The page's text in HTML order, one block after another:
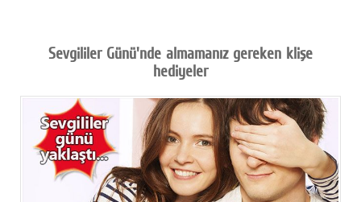
Sevgililer Günü'nde almamanız gereken klişe
hediyeler